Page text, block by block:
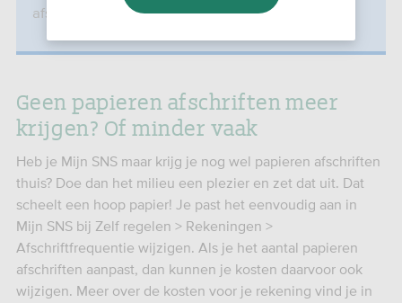
afschrift toegestuurd.
Geen papieren afschriften meer
krijgen? Of minder vaak
Heb je Mijn SNS maar krijg je nog wel papieren afschriften
thuis? Doe dan het milieu een plezier en zet dat uit. Dat
scheelt een hoop papier! Je past het eenvoudig aan in
Mijn SNS bij Zelf regelen > Rekeningen >
Afschriftfrequentie wijzigen. Als je het aantal papieren
afschriften aanpast, dan kunnen je kosten daarvoor ook
wijzigen. Meer over de kosten voor je rekening vind je in